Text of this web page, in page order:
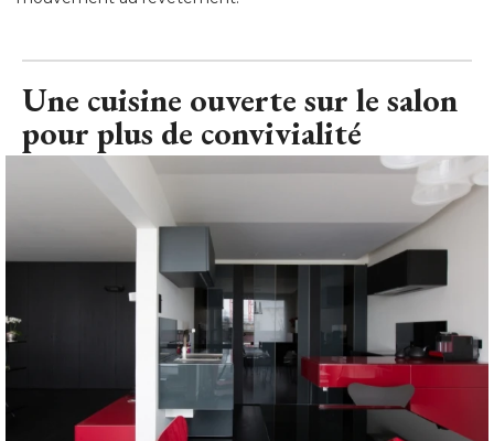
Une cuisine ouverte sur le salon
pour plus de convivialité